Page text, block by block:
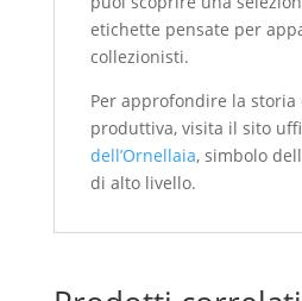
etichette pensate per
collezionisti.
Per approfondire la storia
produttiva, visita il sito
dell’Ornellaia, simbolo
di alto livello.